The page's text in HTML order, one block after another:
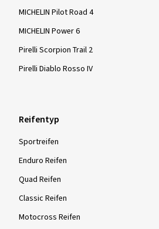
MICHELIN Pilot Road 4
MICHELIN Power 6
Pirelli Scorpion Trail 2
Pirelli Diablo Rosso IV
Reifentyp
Sportreifen
Enduro Reifen
Quad Reifen
Classic Reifen
Motocross Reifen